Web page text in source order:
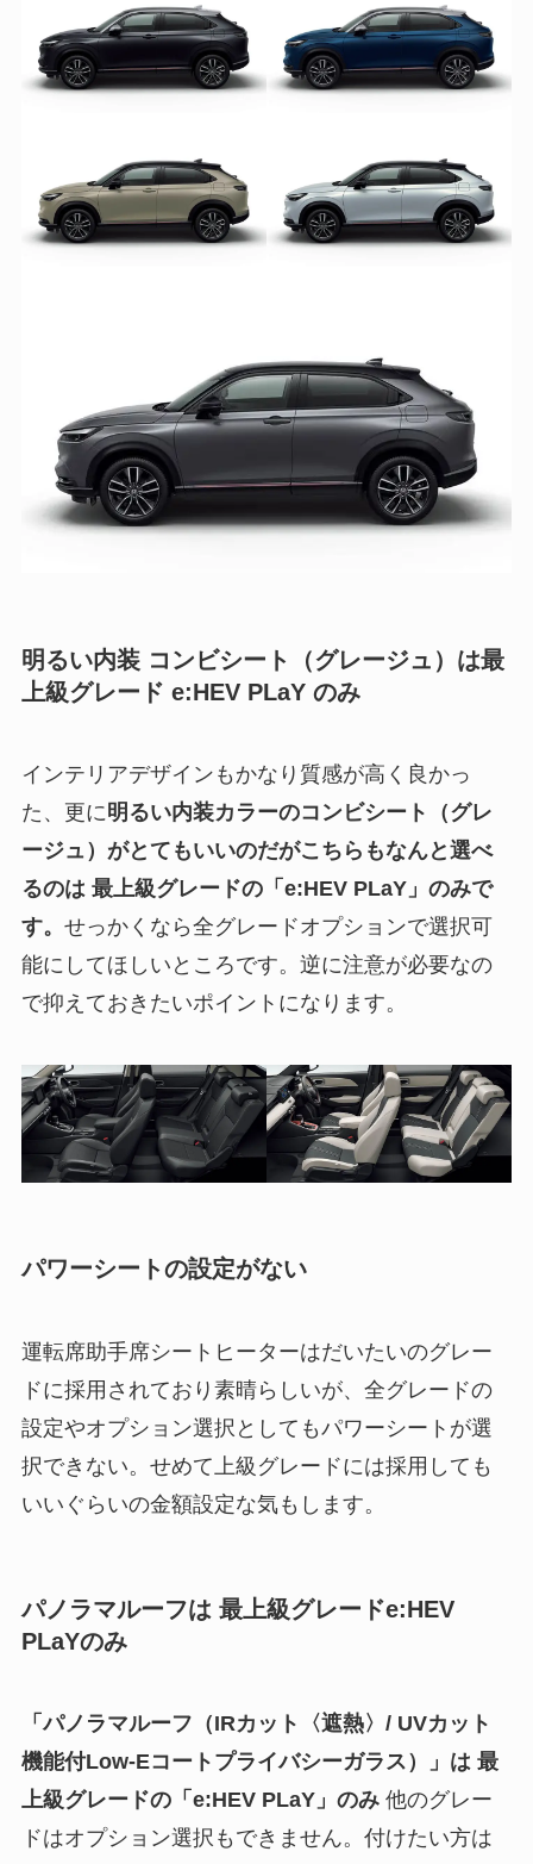
明るい内装 コンビシート（グレージュ）は最
上級グレード e:HEV PLaY のみ
インテリアデザインもかなり質感が高く良かっ
た、更に明るい内装カラーのコンビシート（グレ
ージュ）がとてもいいのだがこちらもなんと選べ
るのは 最上級グレードの「e:HEV PLaY」のみで
す。 せっかくなら全グレードオプションで選択可
能にしてほしいところです。逆に注意が必要なの
で抑えておきたいポイントになります。
パワーシートの設定がない
運転席助手席シートヒーターはだいたいのグレー
ドに採用されており素晴らしいが、全グレードの
設定やオプション選択としてもパワーシートが選
択できない。せめて上級グレードには採用しても
いいぐらいの金額設定な気もします。
パノラマルーフは 最上級グレードe:HEV
PLaYのみ
「パノラマルーフ（IRカット〈遮熱〉/ UVカット
機能付Low-Eコートプライバシーガラス）」は 最
上級グレードの「e:HEV PLaY」のみ他のグレー
ドはオプション選択もできません。付けたい方は